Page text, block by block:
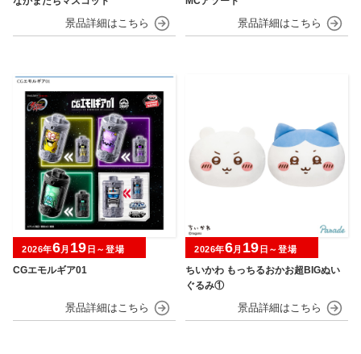
CGエモルギア01
2026年6月 19 日～登場
ちいかわ もっちるおかお超BIGぬい
ぐるみ①
2026年6月 19 日～登場